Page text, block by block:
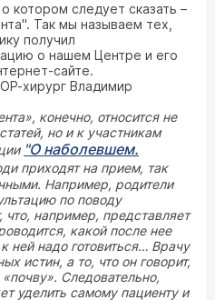
котором следует сказать –
Так мы называем тех,
получил
о нашем Центре и его
сайте.
хирург Владимир
конечно, относится не
но и к участникам
"О наболевшем.
приходят на прием, так
Например, родители
по поводу
например, представляет
какой после нее
ней надо готовиться… Врачу
истин, а то, что он говорит,
Следовательно,
уделить самому пациенту и